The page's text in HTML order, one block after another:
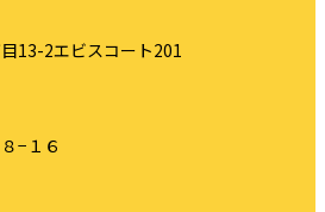
13-2エビスコート201
−１６